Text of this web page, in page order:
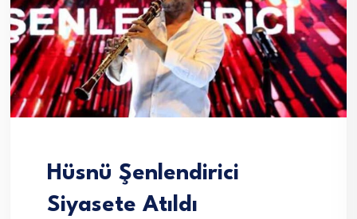
Hüsnü Şenlendirici
Siyasete Atıldı